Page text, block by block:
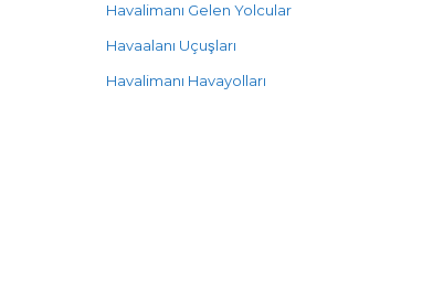
Havalimanı Gelen Yolcular
Havaalanı Uçuşları
Havalimanı Havayolları